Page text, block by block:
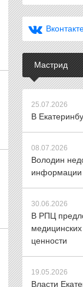
Мастрид
25.07.2026
В
08.07.2026
Володин
информации
30.06.2026
В РПЦ
медицинских
ценности
19.05.2026
Власти